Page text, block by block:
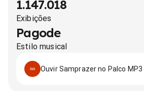
1.147.018
Exibições
Pagode
Estilo musical
Ouvir Samprazer no Palco MP3